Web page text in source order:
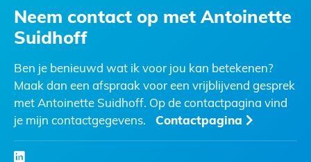
Neem contact op met Antoinette
Suidhoff
Ben je benieuwd wat ik voor jou kan betekenen?
Maak dan een afspraak voor een vrijblijvend gesprek
met Antoinette Suidhoff. Op de contactpagina vind
je mijn contactgegevens.
Contactpagina